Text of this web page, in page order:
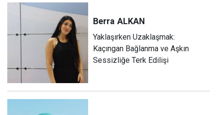
Berra ALKAN
Yaklaşırken Uzaklaşmak:
Kaçıngan Bağlanma ve Aşkın
Sessizliğe Terk Edilişi